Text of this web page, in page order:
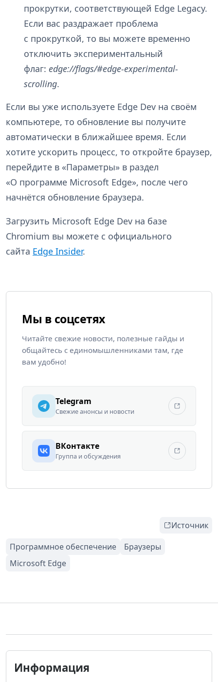
прокрутки, соответствующей Edge Legacy.
Если вас раздражает проблема
с прокруткой, то вы можете временно
отключить экспериментальный
флаг: edge://flags/#edge-experimental-
scrolling.
Если вы уже используете Edge Dev на своём
компьютере, то обновление вы получите
автоматически в ближайшее время. Если
хотите ускорить процесс, то откройте браузер,
перейдите в «Параметры» в раздел
«О программе Microsoft Edge», после чего
начнётся обновление браузера.
Загрузить Microsoft Edge Dev на базе
Chromium вы можете с официального
сайта Edge Insider.
Мы в соцсетях
Читайте свежие новости, полезные гайды и
общайтесь с единомышленниками там, где
вам удобно!
Telegram
Свежие анонсы и новости
ВКонтакте
Группа и обсуждения
Источник
Информация